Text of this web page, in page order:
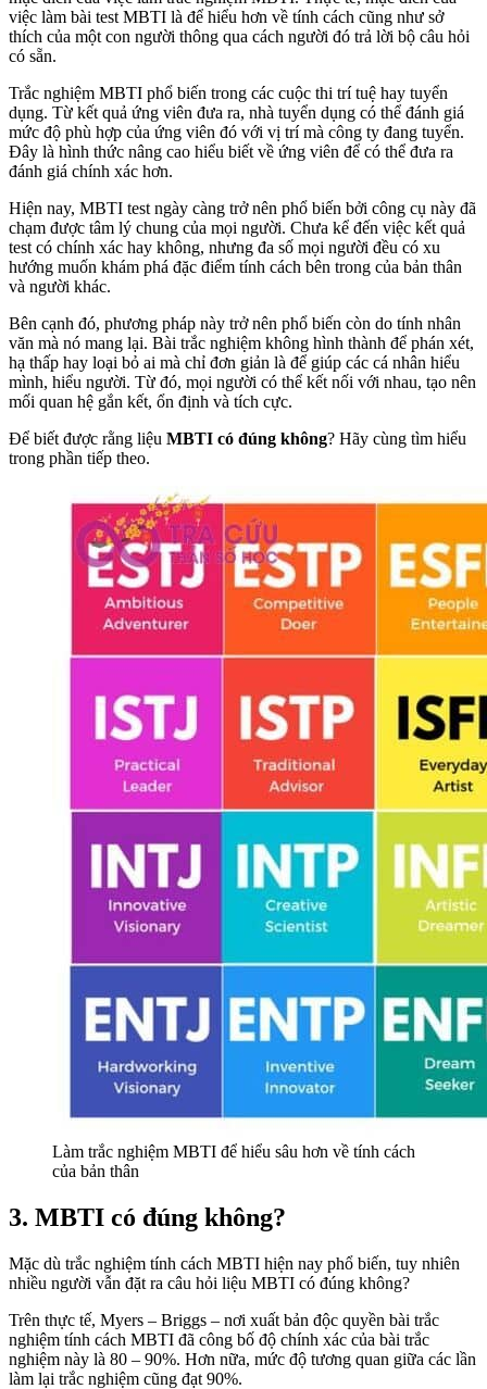
việc làm bài test MBTI là để hiểu hơn về tính cách cũng như sở
thích của một con người thông qua cách người đó trả lời bộ câu hỏi
có sẵn.
Trắc nghiệm MBTI phổ biến trong các cuộc thi trí tuệ hay tuyển
dụng. Từ kết quả ứng viên đưa ra, nhà tuyển dụng có thể đánh giá
mức độ phù hợp của ứng viên đó với vị trí mà công ty đang tuyển.
Đây là hình thức nâng cao hiểu biết về ứng viên để có thể đưa ra
đánh giá chính xác hơn.
Hiện nay, MBTI test ngày càng trở nên phổ biến bởi công cụ này đã
chạm được tâm lý chung của mọi người. Chưa kể đến việc kết quả
test có chính xác hay không, nhưng đa số mọi người đều có xu
hướng muốn khám phá đặc điểm tính cách bên trong của bản thân
và người khác.
Bên cạnh đó, phương pháp này trở nên phổ biến còn do tính nhân
văn mà nó mang lại. Bài trắc nghiệm không hình thành để phán xét,
hạ thấp hay loại bỏ ai mà chỉ đơn giản là để giúp các cá nhân hiểu
mình, hiểu người. Từ đó, mọi người có thể kết nối với nhau, tạo nên
mối quan hệ gắn kết, ổn định và tích cực.
Để biết được rằng liệu MBTI có đúng không? Hãy cùng tìm hiểu
trong phần tiếp theo.
Làm trắc nghiệm MBTI để hiểu sâu hơn về tính cách
của bản thân
3. MBTI có đúng không?
Mặc dù trắc nghiệm tính cách MBTI hiện nay phổ biến, tuy nhiên
nhiều người vẫn đặt ra câu hỏi liệu MBTI có đúng không?
Trên thực tế, Myers – Briggs – nơi xuất bản độc quyền bài trắc
nghiệm tính cách MBTI đã công bố độ chính xác của bài trắc
nghiệm này là 80 – 90%. Hơn nữa, mức độ tương quan giữa các lần
làm lại trắc nghiệm cũng đạt 90%.